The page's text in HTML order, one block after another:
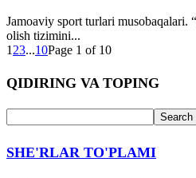
Jamoaviy sport turlari
olish tizimini...
1 23...10Page 1 of 10
QIDIRING VA TOPING
SHE'RLAR TO'PLAMI